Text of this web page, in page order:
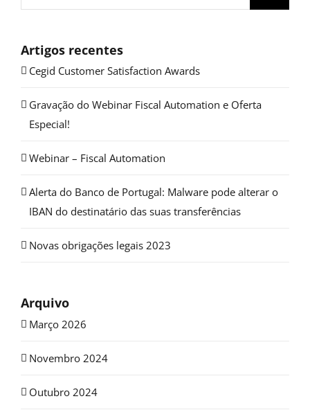
Artigos recentes
Cegid Customer Satisfaction Awards
Gravação do Webinar Fiscal Automation e Oferta
Especial!
Webinar – Fiscal Automation
Alerta do Banco de Portugal: Malware pode alterar o
IBAN do destinatário das suas transferências
Novas obrigações legais 2023
Arquivo
Março 2026
Novembro 2024
Outubro 2024